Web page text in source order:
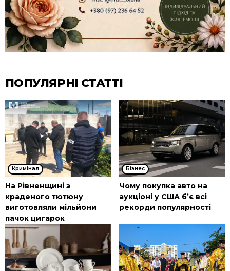
ПОПУЛЯРНІ СТАТТІ
Кримінал
На Рівненщині з
краденого тютюну
виготовляли мільйони
пачок цигарок
Бізнес
Чому покупка авто на
аукціоні у США б’є всі
рекорди популярності